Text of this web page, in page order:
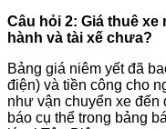
Câu hỏi 2: Giá thuê
hành và tài xế chưa?
Bảng giá niêm yết đã
điện) và tiền công cho
như vận chuyển xe
báo cụ thể trong bảng